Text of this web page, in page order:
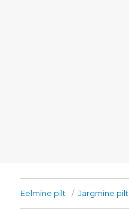
Eelmine pilt Järgmine pilt